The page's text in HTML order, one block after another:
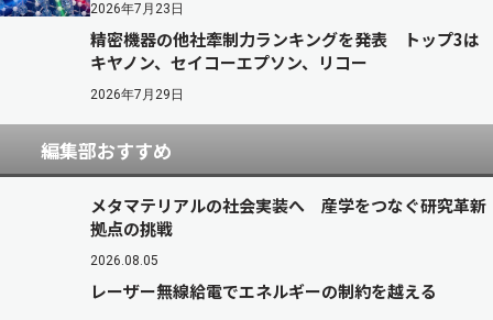
2026年7月23日
精密機器の他社牽制力ランキングを発表 トップ3は
キヤノン、セイコーエプソン、リコー
2026年7月29日
編集部おすすめ
メタマテリアルの社会実装へ 産学をつなぐ研究革新
拠点の挑戦
2026.08.05
レーザー無線給電でエネルギーの制約を越える